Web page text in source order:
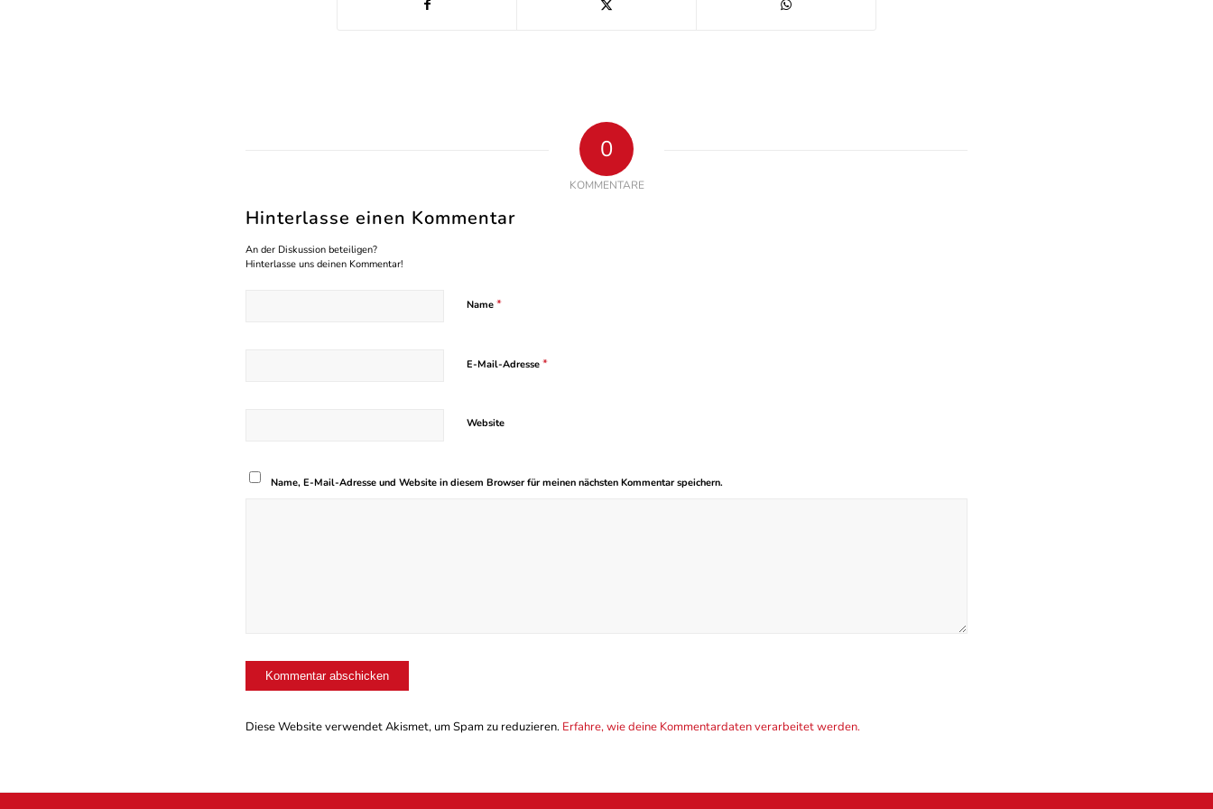
0
KOMMENTARE
Hinterlasse einen Kommentar
An der Diskussion beteiligen?
Hinterlasse uns deinen Kommentar!
Name *
E-Mail-Adresse *
Website
Name, E-Mail-Adresse und Website in diesem Browser für meinen nächsten Kommentar speichern.
Diese Website verwendet Akismet, um Spam zu reduzieren. Erfahre, wie deine Kommentardaten verarbeitet werden.